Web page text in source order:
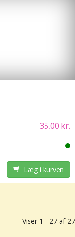
35,00 kr.
Læg i kurven
Viser 1 - 27 af 27